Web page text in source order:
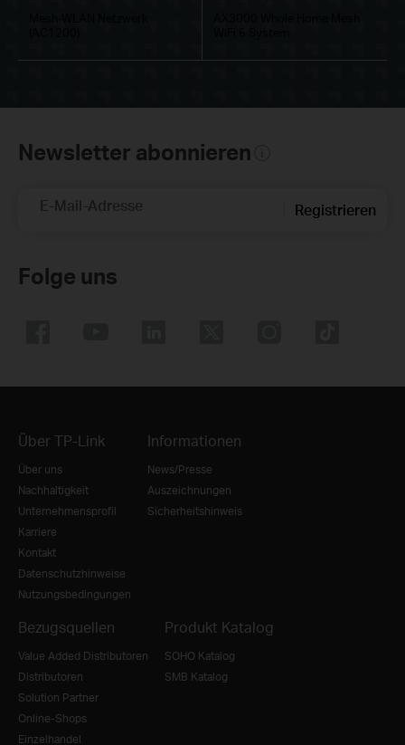
Newsletter abonnieren
E-Mail-Adresse Registrieren
Folge uns
Über TP-Link
Über uns
Nachhaltigkeit
Unternehmensprofil
Karriere
Kontakt
Datenschutzhinweise
Nutzungsbedingungen
Informationen
News/Presse
Auszeichnungen
Sicherheitshinweis
Bezugsquellen
Value Added Distributoren
Distributoren
Solution Partner
Online-Shops
Einzelhandel
Produkt Katalog
SOHO Katalog
SMB Katalog